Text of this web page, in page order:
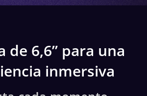
de 6,6” para una
inmersiva